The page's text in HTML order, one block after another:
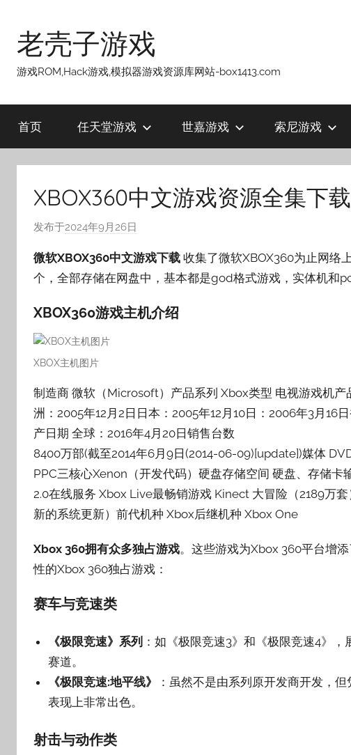
老壳子游戏
游戏ROM,Hack游戏,模拟器游戏资源库网站-box1413.com
首页 任天堂游戏 世嘉游戏 索尼游戏
XBOX360中文游戏资源全集下
发布于2024年9月26日
:
老
子
微软XBOX360中文游戏下载 收集了微软XBOX360为止网络
个，全部存储在网盘中，基本都是god格式游戏，实体机和
XBOX360游戏主机介绍
XBOX主机图片
制造商 微软（Microsoft）产品系列 Xbox类型 电视游戏机产
洲：2005年12月2日日本：2005年12月10日：2006年3月16
产日期 全球：2016年4月20日销售台数
8400万部(截至2014年6月9日(2014-06-09)[update])媒体
PPC三核心Xenon（开发代码）硬盘存储空间 硬盘、存储
2.0在线服务 Xbox Live最畅销游戏 Kinect 大冒险（2189万
新的系统更新）前代机种 Xbox后继机种 Xbox One
Xbox 360拥有众多独占游戏。这些游戏为Xbox 360平台增
性的Xbox 360独占游戏：
赛车与竞速类
《极限竞速》系列 ：如《极限竞速3》和《极限竞速4》
赛道‌。
《极限竞速:地平线》
：虽然不是由系列原开发商开发，
表现上非常出色‌。
射击与动作类